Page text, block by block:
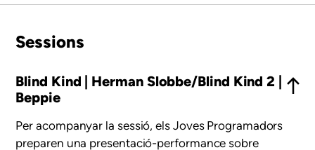
Sessions
Blind Kind | Herman Slobbe/Blind Kind 2 |
Beppie
Per acompanyar la sessió, els Joves Programadors
preparen una presentació-performance sobre